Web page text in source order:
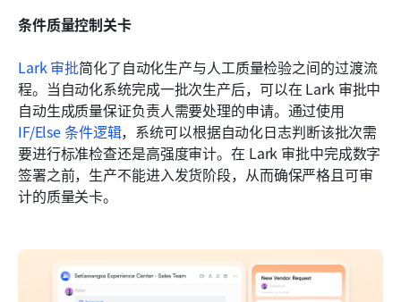
条件质量控制关卡
Lark 审批简化了自动化生产与人工质量检验之间的过渡流
程。当自动化系统完成一批次生产后，可以在 Lark 审批中
自动生成质量保证负责人需要处理的申请。通过使用
IF/Else 条件逻辑，系统可以根据自动化日志判断该批次需
要进行标准检查还是高强度审计。在 Lark 审批中完成数字
签署之前，生产不能进入发货阶段，从而确保严格且可审
计的质量关卡。